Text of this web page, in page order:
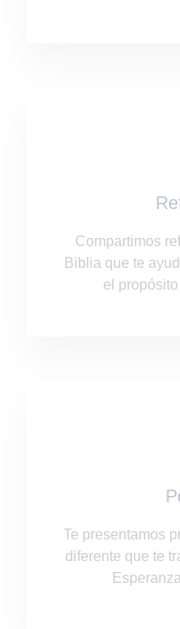
Compartimos
Biblia que te
el
Te presentamos
diferente que te